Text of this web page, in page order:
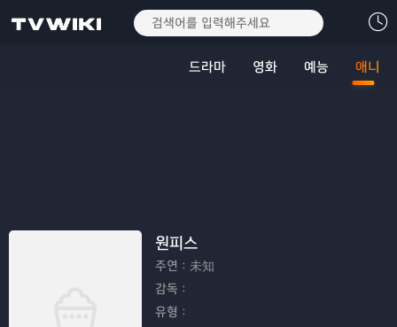
드라마 영화 예능 애니
원피스
주연： 未知
감독：
유형：